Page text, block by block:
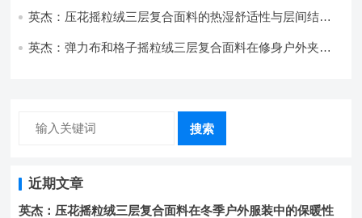
英杰：压花摇粒绒三层复合面料的热湿舒适性与层间结合
英杰：弹力布和格子摇粒绒三层复合面料在修身户外夹克
搜索
近期文章
英杰：压花摇粒绒三层复合面料在冬季户外服装中的保暖性